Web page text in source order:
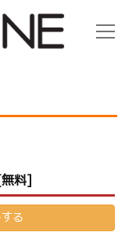
料]
る